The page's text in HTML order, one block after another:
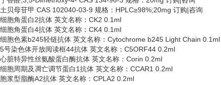
土贝母苷甲 CAS 102040-03-9 规格：HPLC≥98%;20mg 订购|咨询
细胞角蛋白2抗体 英文名称：CK2 0.1ml
细胞角蛋白4抗体 英文名称：CK4 0.1ml
细胞色素b245轻链抗体 英文名称：Cytochrome b245 Light Chain 0.1ml
5号染色体开放阅读框44抗体 英文名称：C5ORF44 0.2ml
心脏特异性丝氨酸蛋白酶抗体 英文名称： Corin 0.2ml
细胞周期及凋亡调节蛋白1抗体 英文名称：CCAR1 0.2ml
胞浆型脂酶A2抗体 英文名称：CPLA2 0.2ml